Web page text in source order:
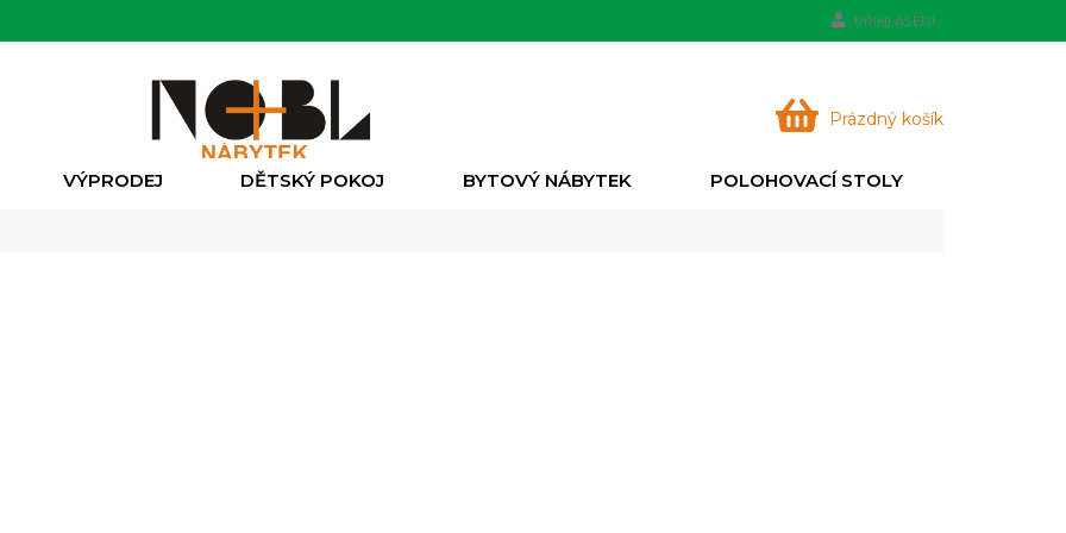
PŘIHLÁŠENÍ
NÁKUPNÍ
Prázdný košík
VÝPRODEJ DĚTSKÝ POKOJ BYTOVÝ NÁBYTEK POLOHOVACÍ STOLY